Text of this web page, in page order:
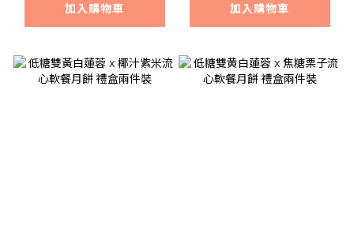
加入購物車 加入購物車